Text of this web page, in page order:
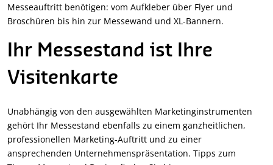
Messeauftritt benötigen: vom Aufkleber über Flyer und
Broschüren bis hin zur Messewand und XL-Bannern.
Ihr Messestand ist Ihre
Visitenkarte
Unabhängig von den ausgewählten Marketinginstrumenten
gehört Ihr Messestand ebenfalls zu einem ganzheitlichen,
professionellen Marketing-Auftritt und zu einer
ansprechenden Unternehmenspräsentation. Tipps zum